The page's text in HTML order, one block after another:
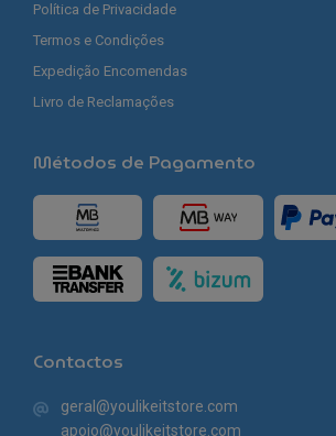
Política de Privacidade
Termos e Condições
Expedição Encomendas
Livro de Reclamações
Métodos de Pagamento
Contactos
geral@youlikeitstore.com
apoio@youlikeitstore.com